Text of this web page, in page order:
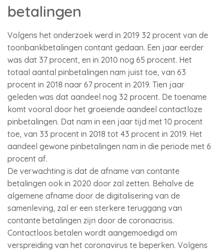
betalingen
Volgens het onderzoek werd in 2019 32 procent van de
toonbankbetalingen contant gedaan. Een jaar eerder
was dat 37 procent, en in 2010 nog 65 procent. Het
totaal aantal pinbetalingen nam juist toe, van 63
procent in 2018 naar 67 procent in 2019. Tien jaar
geleden was dat aandeel nog 32 procent. De toename
komt vooral door het groeiende aandeel contactloze
pinbetalingen. Dat nam in een jaar tijd met 10 procent
toe, van 33 procent in 2018 tot 43 procent in 2019. Het
aandeel gewone pinbetalingen nam in die periode met 6
procent af.
De verwachting is dat de afname van contante
betalingen ook in 2020 door zal zetten. Behalve de
algemene afname door de digitalisering van de
samenleving, zal er een sterkere teruggang van
contante betalingen zijn door de coronacrisis.
Contactloos betalen wordt aangemoedigd om
verspreiding van het coronavirus te beperken. Volgens